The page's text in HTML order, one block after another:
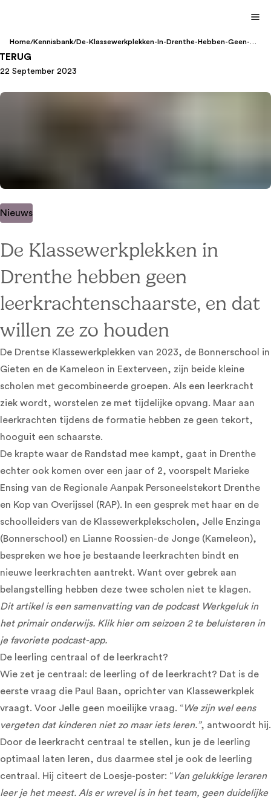
Home/Kennisbank/De-Klassewerkplekken-In-Drenthe-Hebben-Geen-
22 September 2023
Nieuws
De Klassewerkplekken in
Drenthe hebben geen
leerkrachtenschaarste, en dat
willen ze zo houden
De Drentse Klassewerkplekken van 2023, de Bonnerschool in
Gieten en de Kameleon in Eexterveen, zijn beide kleine
scholen met gecombineerde groepen. Als een leerkracht
ziek wordt, worstelen ze met tijdelijke opvang. Maar aan
leerkrachten tijdens de formatie hebben ze geen tekort,
hooguit een schaarste.
De krapte waar de Randstad mee kampt, gaat in Drenthe
echter ook komen over een jaar of 2, voorspelt Marieke
Ensing van de Regionale Aanpak Personeelstekort Drenthe
en Kop van Overijssel (RAP). In een gesprek met haar en de
schoolleiders van de Klassewerkplekscholen, Jelle Enzinga
(Bonnerschool) en Lianne Roossien-de Jonge (Kameleon),
bespreken we hoe je bestaande leerkrachten bindt en
nieuwe leerkrachten aantrekt. Want over gebrek aan
belangstelling hebben deze twee scholen niet te klagen.
Dit artikel is een samenvatting van de podcast Werkgeluk in
het primair onderwijs. Klik hier om seizoen 2 te beluisteren in
je favoriete podcast-app.
De leerling centraal of de leerkracht?
Wie zet je centraal: de leerling of de leerkracht? Dat is de
eerste vraag die Paul Baan, oprichter van Klassewerkplek
vraagt. Voor Jelle geen moeilijke vraag. “We zijn wel eens
vergeten dat kinderen niet zo maar iets leren.”, antwoordt hij.
Door de leerkracht centraal te stellen, kun je de leerling
optimaal laten leren, dus daarmee stel je ook de leerling
centraal. Hij citeert de Loesje-poster: “Van gelukkige leraren
leer je het meest. Als er wrevel is in het team, geen duidelijke